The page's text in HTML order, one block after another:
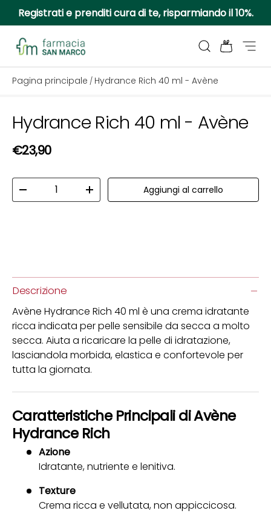
Passa ai contenuti
Registrati e prenditi cura di te, risparmiando il 10%.
Farmacia San Marco
Cerca Borsa
Pagina principale / Hydrance Rich 40 ml - Avène
Passa alle informazioni sul prodotto
Hydrance Rich 40 ml - Avène
Prezzo normale
€23,90
Diminuire la quantitàAumenta la quantità
Aggiungi al carrello
Descrizione
Avène Hydrance Rich 40 ml è una crema idratante
ricca indicata per pelle sensibile da secca a molto
secca. Aiuta a ricaricare la pelle di idratazione,
lasciandola morbida, elastica e confortevole per
tutta la giornata.
Caratteristiche Principali di Avène
Hydrance Rich
Azione
Idratante, nutriente e lenitiva.
Texture
Crema ricca e vellutata, non appiccicosa.